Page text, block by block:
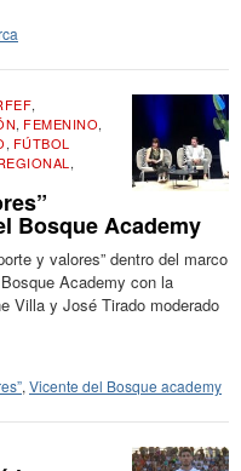
,
, FEMENINO,
, FÚTBOL
,
Bosque Academy
y valores” dentro del marco
Academy con la
Villa y José Tirado moderado
, Vicente del Bosque academy